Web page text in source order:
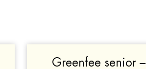
Greenfee senior –